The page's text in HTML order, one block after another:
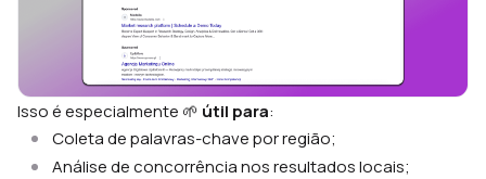
Isso é especialmente 🌱 útil para:
Coleta de palavras-chave por região;
Análise de concorrência nos resultados locais;